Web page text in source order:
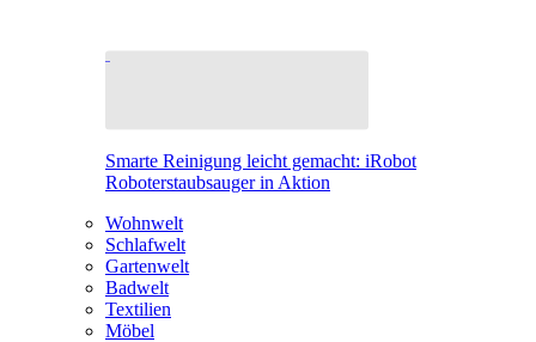
Smarte Reinigung leicht gemacht: iRobot
Roboterstaubsauger in Aktion
Wohnwelt
Schlafwelt
Gartenwelt
Badwelt
Textilien
Möbel